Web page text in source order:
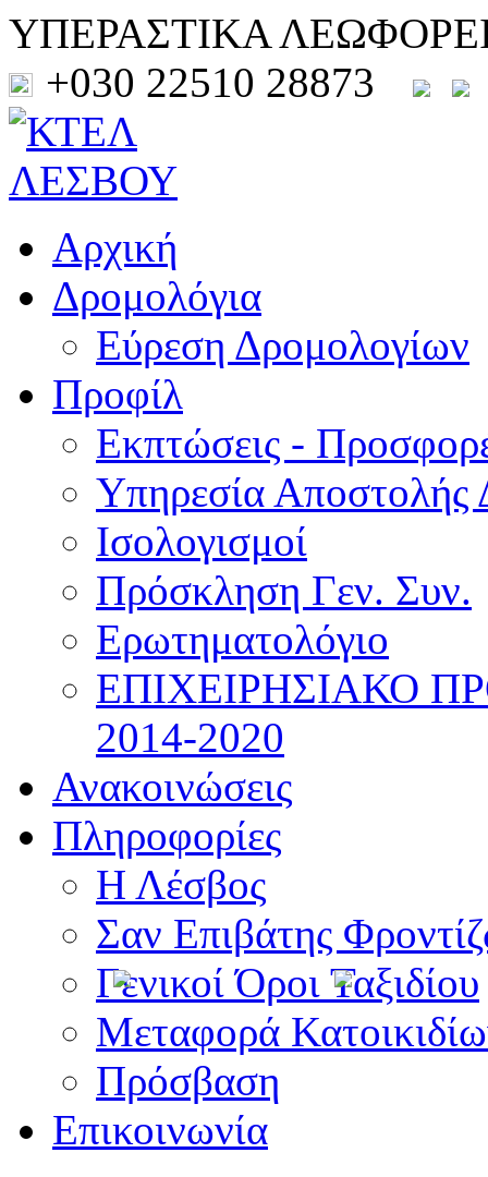
ΥΠΕΡΑΣΤΙΚΑ
+030 22510 28873
Αρχική
Δρομολόγια
Εύρεση Δρομολογίων
Προφίλ
Εκπτώσεις -
Υπηρεσία Αποστολής
Ισολογισμοί
Πρόσκληση Γεν. Συν.
Ερωτηματολόγιο
ΕΠΙΧΕΙΡΗΣΙΑΚΟ
2014-2020
Ανακοινώσεις
Πληροφορίες
Η Λέσβος
Σαν Επιβάτης
Γενικοί Όροι Ταξιδίου
Μεταφορά
Πρόσβαση
Επικοινωνία